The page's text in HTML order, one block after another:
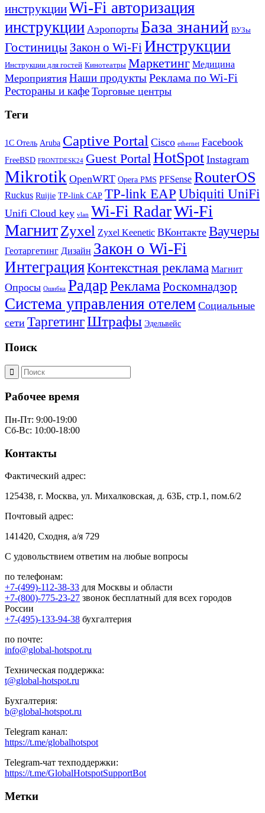
инструкцииWi-Fi авторизация
инструкции Аэропорты База знаний ВУЗы
Гостиницы Закон о Wi-Fi Инструкции
Инструкции для гостей Кинотеатры Маркетинг Медицина
Мероприятия Наши продуктыРеклама по Wi-Fi
Рестораны и кафе Торговые центры
Теги
1С Отель Aruba Captive Portal Cisco ethernet Facebook
FreeBSD FRONTDESK24 Guest PortalHotSpot Instagram
Mikrotik OpenWRT Opera PMS PFSense RouterOS
Ruckus Ruijie TP-link CAP TP-link EAP Ubiquiti UniFi
Unifi Cloud key vlan Wi-Fi RadarWi-Fi
МагнитZyxel Zyxel Keenetic ВКонтакте Ваучеры
Геотаргетинг Дизайн Закон о Wi-Fi
ИнтеграцияКонтекстная реклама Магнит
Опросы Ошибка РадарРеклама Роскомнадзор
Система управления отелем Социальные
сети ТаргетингШтрафы Эдельвейс
Поиск
Рабочее время
Пн-Пт: 9:00-19:00
Сб-Вс: 10:00-18:00
Контакты
Фактический адрес:
125438, г. Москва, ул. Михалковская, д. 63Б, стр.1, пом.6/2
Почтовый адрес:
141420, Сходня, а/я 729
С удовольствием ответим на любые вопросы
по телефонам:
+7-(499)-112-38-33 для Москвы и области
+7-(800)-775-23-27 звонок бесплатный для всех городов
России
+7-(495)-133-94-38 бухгалтерия
по почте:
info@global-hotspot.ru
Техническая поддержка:
t@global-hotspot.ru
Бухгалтерия:
b@global-hotspot.ru
Telegram канал:
https://t.me/globalhotspot
Telegram-чат техподдержки:
https://t.me/GlobalHotspotSupportBot
Метки